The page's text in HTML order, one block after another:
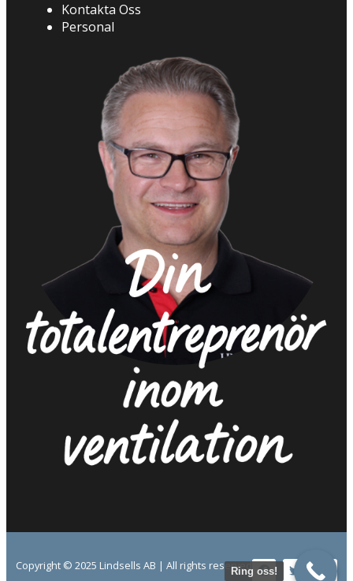
Kontakta Oss
Personal
Copyright © 2025 Lindsells AB | All rights reservedRing oss!